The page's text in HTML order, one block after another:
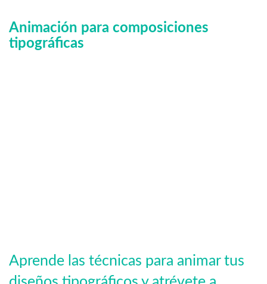
Animación para composiciones
tipográficas
Aprende las técnicas para animar tus